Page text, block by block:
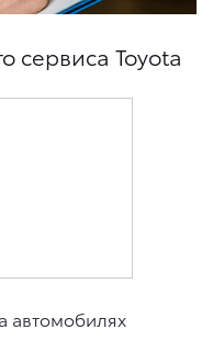
сервиса Toyota
автомобилях